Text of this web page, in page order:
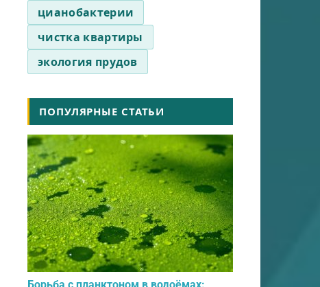
цианобактерии
чистка квартиры
экология прудов
ПОПУЛЯРНЫЕ СТАТЬИ